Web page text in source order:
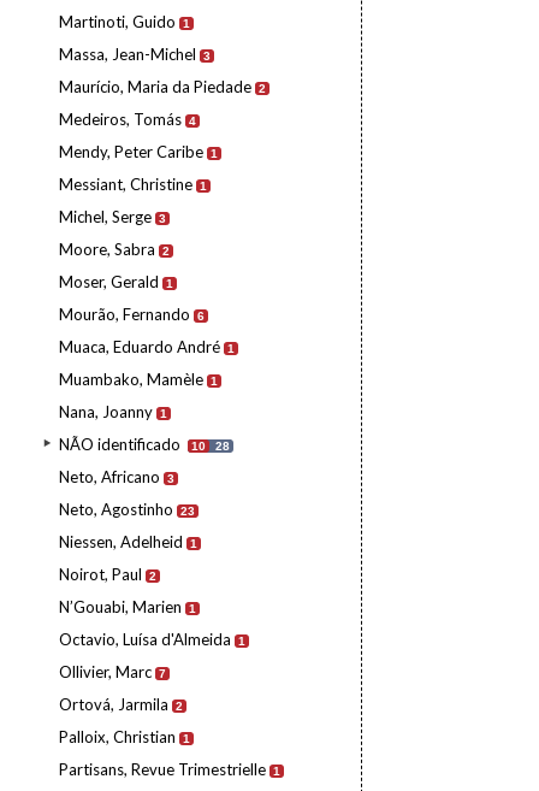
Martinoti, Guido 1
Massa, Jean-Michel 3
Maurício, Maria da Piedade 2
Medeiros, Tomás 4
Mendy, Peter Caribe 1
Messiant, Christine 1
Michel, Serge 3
Moore, Sabra 2
Moser, Gerald 1
Mourão, Fernando 6
Muaca, Eduardo André 1
Muambako, Mamèle 1
Nana, Joanny 1
NÃO identificado 10 28
Neto, Africano 3
Neto, Agostinho 23
Niessen, Adelheid 1
Noirot, Paul 2
N’Gouabi, Marien 1
Octavio, Luísa d'Almeida 1
Ollivier, Marc 7
Ortová, Jarmila 2
Palloix, Christian 1
Partisans, Revue Trimestrielle 1